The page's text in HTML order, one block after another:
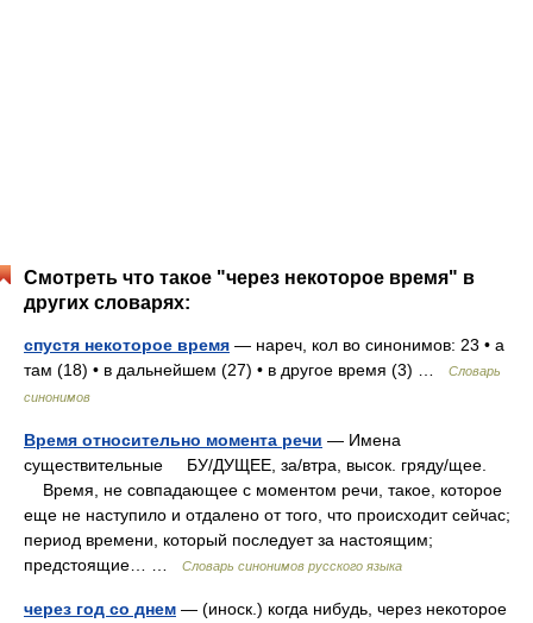
Смотреть что такое "через некоторое время" в
других словарях:
спустя некоторое время — нареч, кол во синонимов: 23 • а
там (18) • в дальнейшем (27) • в другое время (3) …
Словарь
синонимов
Время относительно момента речи — Имена
существительные БУ/ДУЩЕЕ, за/втра, высок. гряду/щее.
Время, не совпадающее с моментом речи, такое, которое
еще не наступило и отдалено от того, что происходит сейчас;
период времени, который последует за настоящим;
предстоящие… …
Словарь синонимов русского языка
через год со днем — (иноск.) когда нибудь, через некоторое